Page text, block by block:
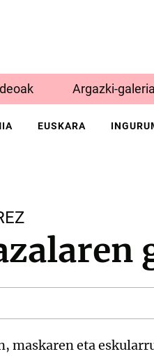
Argazki-
EUSKARA
maskaren eta